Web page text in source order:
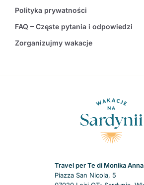
Polityka prywatności
FAQ – Częste pytania i odpowiedzi
Zorganizujmy wakacje
Travel per Te di Monika
Piazza San Nicola, 5